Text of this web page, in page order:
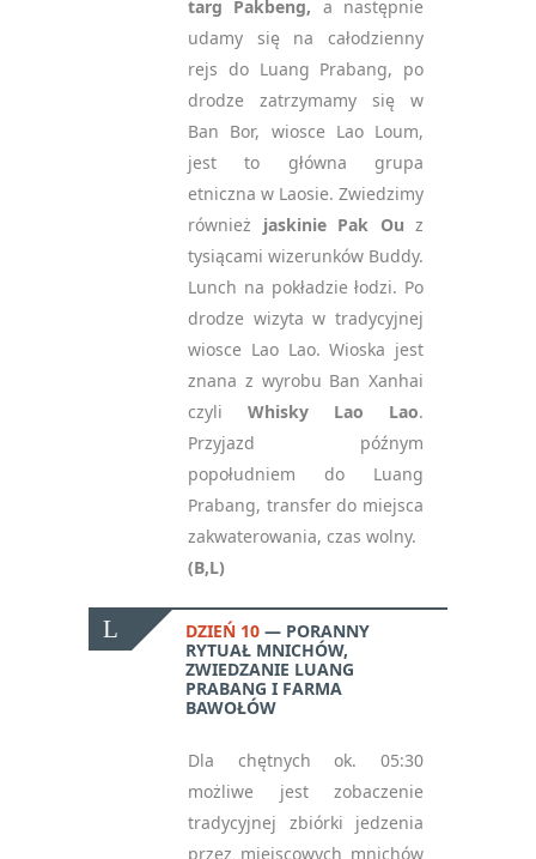
Oświadczam, że zapisując
się na newsletter
akceptuję politykę
prywatności RODO
*
Zapisz się notifications_active
targ Pakbeng, a następnie
udamy się na całodzienny
rejs do Luang Prabang, po
drodze zatrzymamy się w
Ban Bor, wiosce Lao Loum,
jest to główna grupa
etniczna w Laosie. Zwiedzimy
również jaskinie Pak Ou z
tysiącami wizerunków Buddy.
Lunch na pokładzie łodzi. Po
drodze wizyta w tradycyjnej
wiosce Lao Lao. Wioska jest
znana z wyrobu Ban Xanhai
czyli Whisky Lao Lao.
Przyjazd późnym
popołudniem do Luang
Prabang, transfer do miejsca
zakwaterowania, czas wolny.
(B,L)
DZIEŃ 10
PORANNY
RYTUAŁ MNICHÓW,
ZWIEDZANIE LUANG
PRABANG I FARMA
BAWOŁÓW
Dla chętnych ok. 05:30
możliwe jest zobaczenie
tradycyjnej zbiórki jedzenia
przez miejscowych mnichów